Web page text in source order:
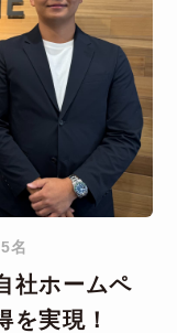
名
社ホームペ
を実現！